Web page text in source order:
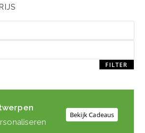
FILTER
Bekijk Cadeaus